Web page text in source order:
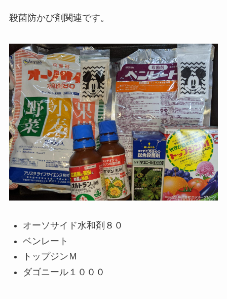
殺菌防かび剤関連です。
オーソサイド水和剤８０
ベンレート
トップジンＭ
ダゴニール１０００